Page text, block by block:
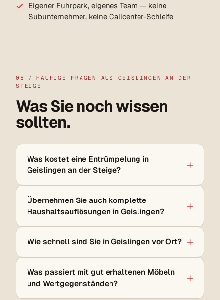
Eigener Fuhrpark, eigenes Team — keine
Subunternehmer, keine Callcenter-Schleife
05 /
HÄUFIGE FRAGEN AUS GEISLINGEN AN DER
STEIGE
Was Sie noch wissen
sollten.
Was kostet eine Entrümpelung in
Geislingen an der Steige?
Übernehmen Sie auch komplette
Haushaltsauflösungen in Geislingen?
Wie schnell sind Sie in Geislingen vor Ort?
Was passiert mit gut erhaltenen Möbeln
und Wertgegenständen?